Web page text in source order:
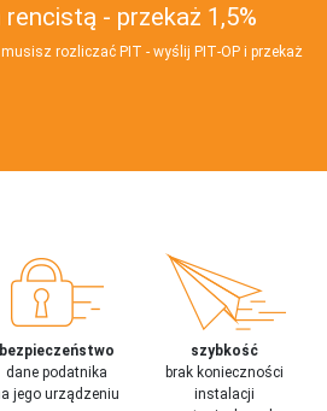
- przekaż 1,5%
rozliczać PIT - wyślij PIT‑OP i przekaż
bezpieczeństwo
dane podatnika
jego urządzeniu
szybkość
brak konieczności
instalacji